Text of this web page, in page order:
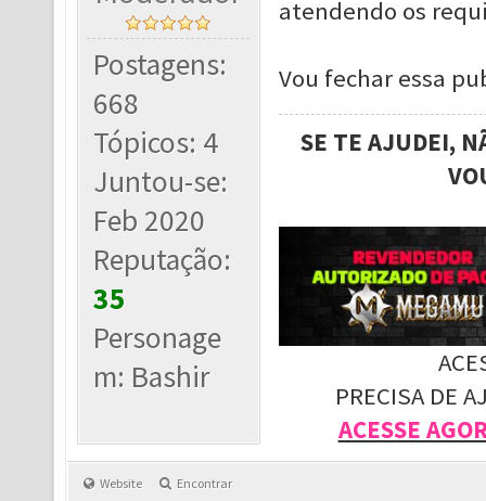
Postagens:
668
Tópicos: 4
Juntou-se:
Feb 2020
Reputação:
35
Personage
m: Bashir
atendendo os
Vou fechar essa
SE TE AJUDEI,
PRECISA DE
ACESSE
Website Encontrar